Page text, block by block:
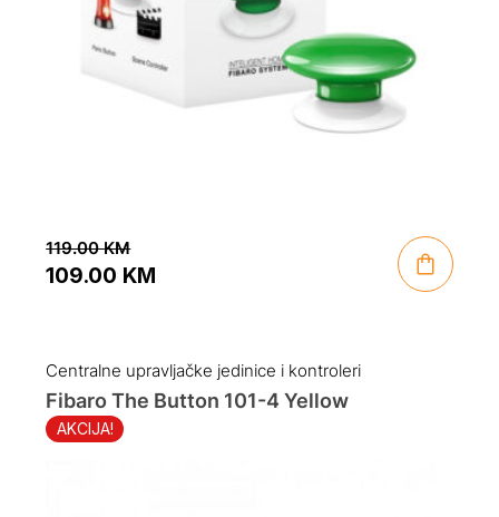
119.00KM
was:
119.00 KM.
109.00 KM
is:
109.00 KM.
Centralne upravljačke jedinice i kontroleri
AKCIJA!
Fibaro The Button 101-4 Yellow